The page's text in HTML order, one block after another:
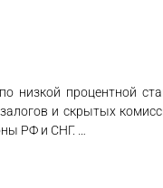
низкой процентной
залогов и скрытых
РФ и СНГ. …